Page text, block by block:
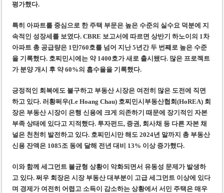
평가했다.
특히 아파트를 중심으로 한 주택 부문은 높은 수준의 실수요 덕분에 지
속적인 성장세를 보였다. CBRE 보고서에 따르면 상반기 하노이의 1차
아파트 총 공급량은 1만760호를 넘어 지난 5년간 두 번째로 높은 수준
을 기록했다. 호찌민시에는 약 1400호가 새로 출시됐다. 많은 프로젝트
가 분양 개시 후 약 60%의 흡수율을 기록했다.
긍정적인 회복에도 불구하고 부동산 시장은 여전히 많은 도전에 직면
하고 있다. 러황쩌우(Le Hoang Chau) 호찌민시부동산협회(HoREA) 회
장은 부동산 시장이 은행 신용에 크게 의존하기 때문에 장기적인 자본
부족 상태에 있다고 지적했다. 투자펀드, 증권, 회사채 등 다른 자본 채
널은 천천히 발전하고 있다. 호찌민시만 해도 2024년 말까지 총 부동산
신용 잔액은 1085조 동에 달해 전년 대비 13% 이상 증가했다.
이와 함께 세그먼트 불균형 상황이 악화되면서 유동성 문제가 발생하
고 있다. 쩌우 회장은 시장 부동산 대부분이 고급 세그먼트 이상에 있다
며 경제가 여전히 어렵고 소득이 감소하는 상황에서 서민 주택은 매우